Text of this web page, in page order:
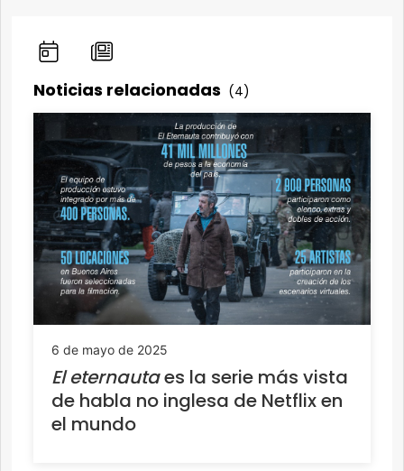
Noticias relacionadas (4)
6 de mayo de 2025
El eternautaes la serie más vista
de habla no inglesa de Netflix en
el mundo